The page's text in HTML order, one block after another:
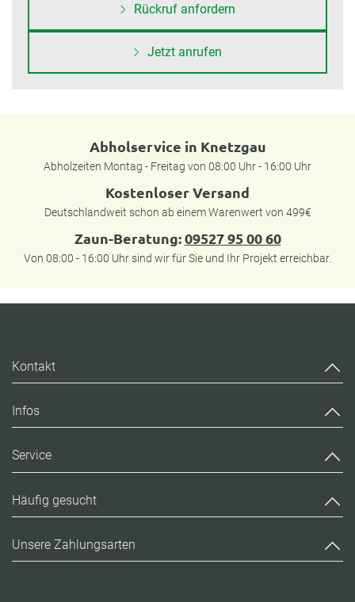
Rückruf anfordern
Jetzt anrufen
Abholservice in Knetzgau
Abholzeiten Montag - Freitag von 08:00 Uhr - 16:00 Uhr
Kostenloser Versand
Deutschlandweit schon ab einem Warenwert von 499€
Zaun-Beratung:09527 95 00 60
Von 08:00 - 16:00 Uhr sind wir für Sie und Ihr Projekt erreichbar.
Kontakt
Infos
Service
Häufig gesucht
Unsere Zahlungsarten